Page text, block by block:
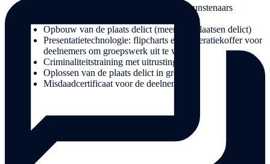
Ondersteuning op locatie door gidsen/kunstenaars
Opbouw van de plaats delict (meerdere plaatsen delict)
Presentatietechnologie: flipcharts en moderatiekoffer voor
deelnemers om groepswerk uit te voeren
Criminaliteitstraining met uitrusting
Oplossen van de plaats delict in groepen
Misdaadcertificaat voor de deelnemers